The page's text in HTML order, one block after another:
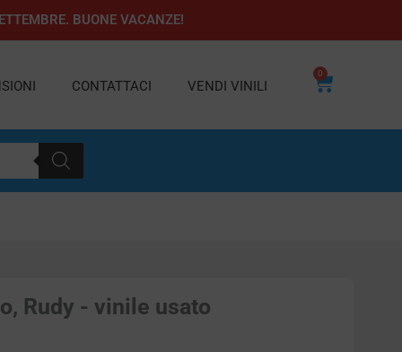
BUONE VACANZE!
CONTATTACI VENDI VINILI
0
Carrello
Rudy - vinile usato